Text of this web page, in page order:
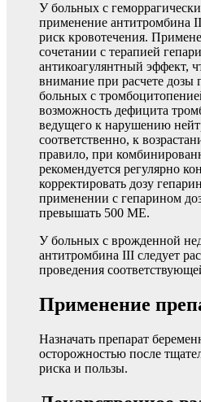
У больных с
применение антитромбина
риск кровотечения.
сочетании с терапией
антикоагулянтный эффект,
внимание при расчете дозы
больных с
возможность дефицита
ведущего к нарушению
соответственно, к
правило, при
рекомендуется регулярно
корректировать дозу
применении с гепарином
превышать 500 ME.
У больных с врожденной
антитромбина III следует
проведения
Применение
Назначать препарат
осторожностью после
риска и пользы.